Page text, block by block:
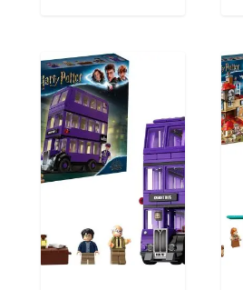
a
:
4
9
,
€
.
€
.